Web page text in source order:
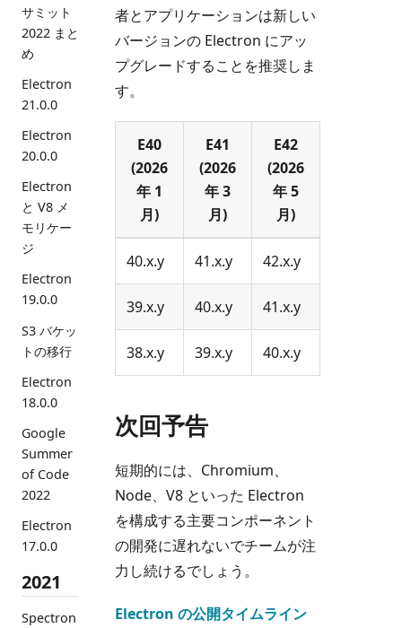
サミット
2022 まと
め
Electron
21.0.0
Electron
20.0.0
Electron
と V8 メ
モリケー
ジ
Electron
19.0.0
S3 バケッ
トの移行
Electron
18.0.0
Google
Summer
of Code
2022
Electron
17.0.0
2021
Spectron
者とアプリケーションは新しい
バージョンの Electron にアッ
プグレードすることを推奨しま
す。
E40
(2026
年 1
月)
E41
(2026
年 3
月)
E42
(2026
年 5
月)
40.x.y 41.x.y 42.x.y
39.x.y 40.x.y 41.x.y
38.x.y 39.x.y 40.x.y
次回予告
短期的には、Chromium、
Node、V8 といった Electron
を構成する主要コンポーネント
の開発に遅れないでチームが注
力し続けるでしょう。
Electron の公開タイムライン